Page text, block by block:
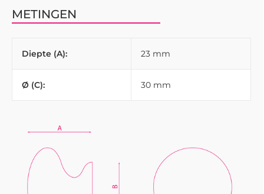
METINGEN
Diepte (A): 23 mm
Ø (C): 30 mm